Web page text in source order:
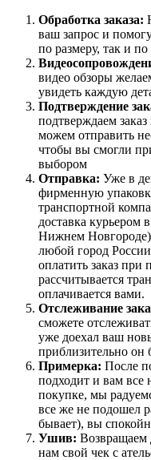
Обработка заказа:
ваш запрос и
по размеру, так и
видео обзоры
увидеть каждую
Подтверждение
подтверждаем
можем отправить
чтобы вы смогли
выбором
Отправка: Уже в
фирменную
транспортной
доставка курьером
Нижнем
любой город
оплатить заказ при
рассчитывается
оплачивается вами.
Отслеживание
сможете
уже доехал ваш
приблизительно он
Примерка: После
подходит и вам все
покупке, мы
все же не подошел
бывает), вы
Ушив: Возвращаем
нам свой чек с